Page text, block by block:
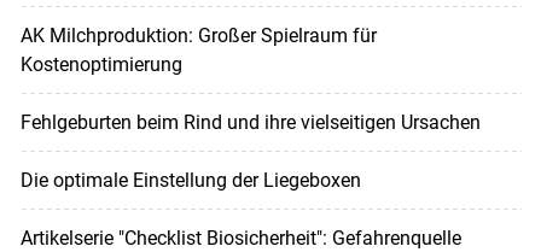
AK Milchproduktion: Großer Spielraum für
Kostenoptimierung
Fehlgeburten beim Rind und ihre vielseitigen Ursachen
Die optimale Einstellung der Liegeboxen
Artikelserie "Checklist Biosicherheit": Gefahrenquelle